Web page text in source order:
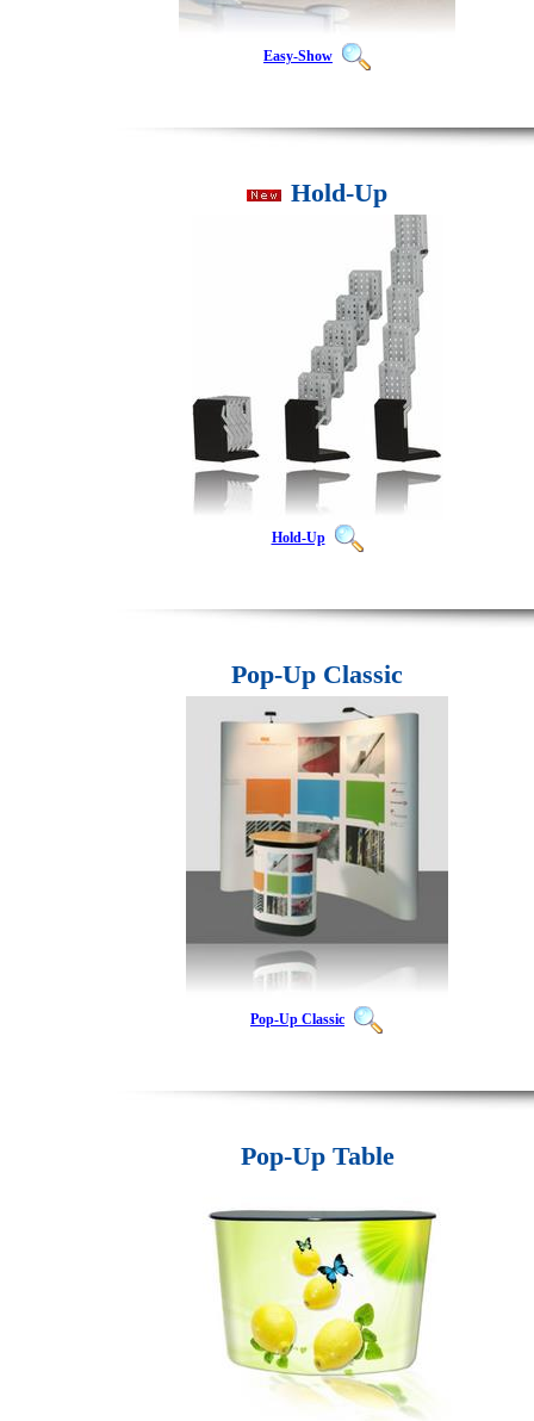
Easy-Show
Hold-Up
Hold-Up
Pop-Up Classic
Pop-Up Classic
Pop-Up Table